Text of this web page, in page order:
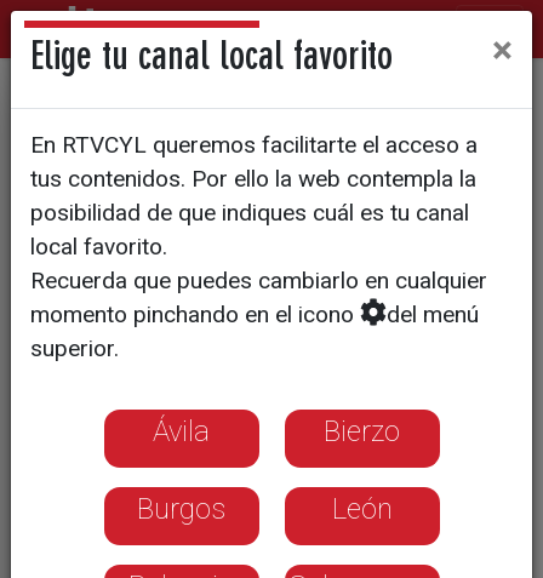
Rescatan en Covaleda a una
mujer herida en la Laguna
Helada
Elige tu canal local favorito ×
En RTVCYL queremos facilitarte el acceso a
tus contenidos. Por ello la web contempla la
posibilidad de que indiques cuál es tu canal
local favorito.
Recuerda que puedes cambiarlo en cualquier
momento pinchando en el icono
del menú
superior.
Ávila Bierzo
Burgos León